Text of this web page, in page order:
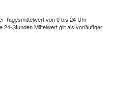
Tagesmittelwert von 0 bis 24 Uhr
24-Stunden Mittelwert gilt als vorläufiger